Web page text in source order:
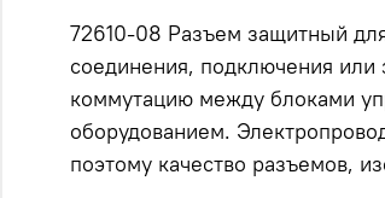
72610-08 Разъем защитный
соединения, подключения или
коммутацию между блоками
оборудованием.
поэтому качество разъемов,